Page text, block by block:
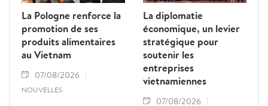
La Pologne renforce la
promotion de ses
produits alimentaires
au Vietnam
07/08/2026
NOUVELLES
La diplomatie
économique, un levier
stratégique pour
soutenir les
entreprises
vietnamiennes
07/08/2026